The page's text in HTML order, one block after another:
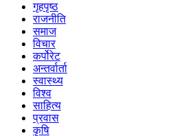
Himshikhar Online
गृहपृष्ठ
राजनीति
समाज
विचार
कर्पोरेट
अन्तर्वार्ता
स्वास्थ्य
विश्व
साहित्य
प्रवास
कृषि